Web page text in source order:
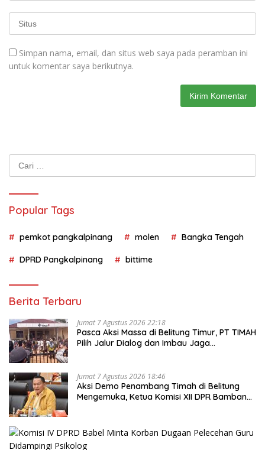
Simpan nama, email, dan situs web saya pada peramban ini
untuk komentar saya berikutnya.
Popular Tags
pemkot pangkalpinang molen Bangka Tengah
DPRD Pangkalpinang bittime
Berita Terbaru
Jumat 7 Agustus 2026 22:18
Pasca Aksi Massa di Belitung Timur, PT TIMAH
Pilih Jalur Dialog dan Imbau Jaga
Jumat 7 Agustus 2026 18:46
Aksi Demo Penambang Timah di Belitung
Mengemuka, Ketua Komisi XII DPR Bambang